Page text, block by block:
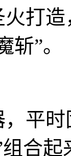
打
”。
平
合